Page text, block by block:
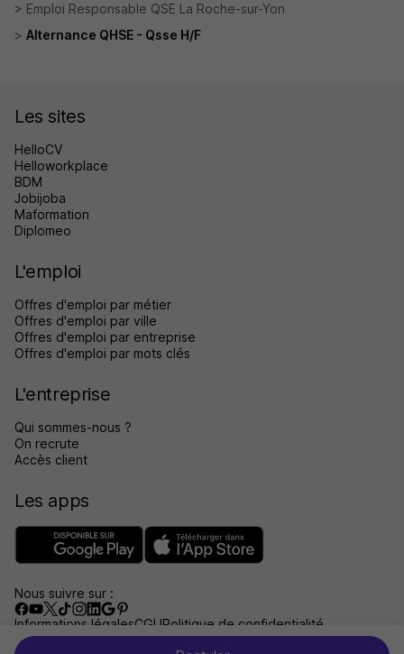
Emploi Responsable QSE La Roche-sur-Yon
Alternance QHSE - Qsse H/F
Les sites
HelloCV
Helloworkplace
BDM
Jobijoba
Maformation
Diplomeo
L'emploi
Offres d'emploi par métier
Offres d'emploi par ville
Offres d'emploi par entreprise
Offres d'emploi par mots clés
L'entreprise
Qui sommes-nous ?
On recrute
Accès client
Les apps
Nous suivre sur :
Informations légalesCGUPolitique de confidentialité
Gérer les traceursAccessibilité : non conforme